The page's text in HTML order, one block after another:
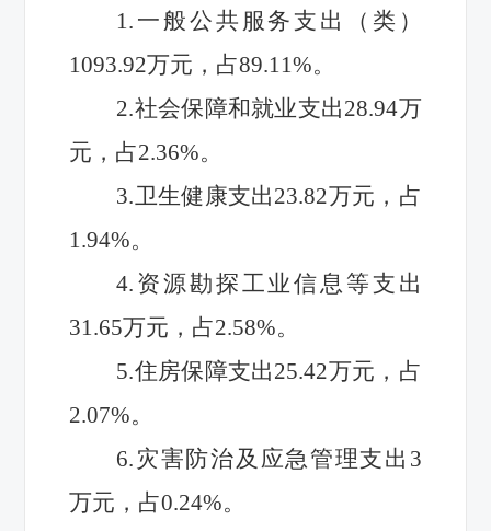
1.一般公共服务支出
（类）
1093.92万元，占89.11%。
2.社会保障和就业支出28.94万
元，占2.36%。
3.卫生健康支出23.82万元，占
1.94%。
4.资源勘探工业信息等支出
31.65万元，占2.58%。
5.住房保障支出25.42万元，占
2.07%。
6.灾害防治及应急管理支出3
万元，占0.24%。